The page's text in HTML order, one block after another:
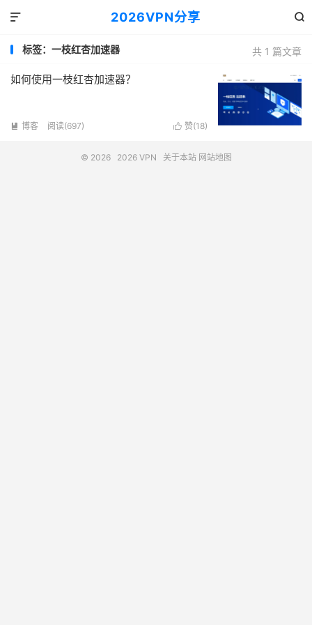
2026VPN分享 

共 1 篇文章
标签：一枝红杏加速器
如何使用一枝红杏加速器？
 赞(18)
 博客 阅读(697)
© 2026 2026 VPN 关于本站 网站地图